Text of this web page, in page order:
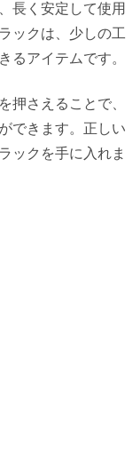
長く安定して使用
ックは、少しの工
るアイテムです。
押さえることで、
できます。正しい
ックを手に入れま